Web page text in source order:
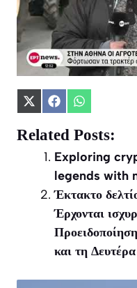
Share
X
(Twitter)
Share
Facebook
Share
WhatsApp
Related Posts:
Exploring
legends with
Έκτακτο
Έρχονται
και τη Δευτέρα